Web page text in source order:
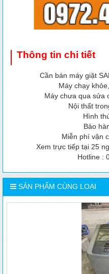
Thông tin chi tiết
Cần bán máy giặt
Máy chạy
Máy chưa qua sửa
Nội thất
Hình
Bảo
Miễn phí vận
Xem trực tiếp tại 25
Hotline :
SẢN PHẨM CÙNG LOẠI